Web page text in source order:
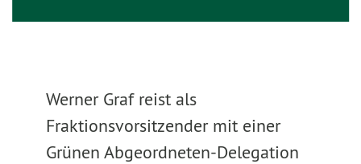
Werner Graf reist als
Fraktionsvorsitzender mit einer
Grünen Abgeordneten-Delegation